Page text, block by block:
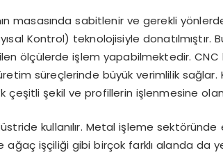
masasında sabitlenir ve gerekli
Kontrol) teknolojisiyle
ölçülerde işlem yapabilmektedir.
süreçlerinde büyük verimlilik sağlar.
çeşitli şekil ve profillerin işlenmesine
kullanılır. Metal işleme sektöründe
ağaç işçiliği gibi birçok farklı alanda da